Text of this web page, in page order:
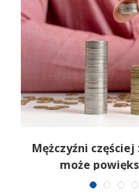
Mężczyźni
może